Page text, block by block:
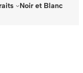
Noir et Blanc